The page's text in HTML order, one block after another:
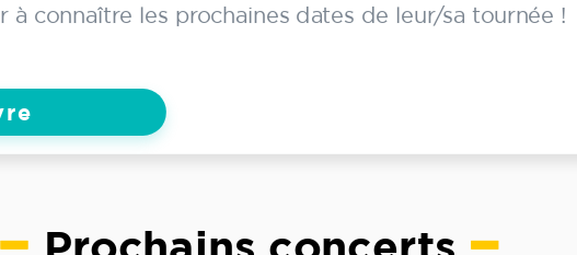
à connaître les prochaines dates de leur/sa tournée !
Prochains concerts